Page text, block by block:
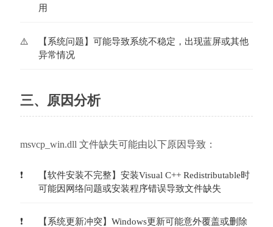
用
【系统问题】可能导致系统不稳定，出现蓝屏或其他
异常情况
三、原因分析
msvcp_win.dll 文件缺失可能由以下原因导致：
【软件安装不完整】安装Visual C++ Redistributable时
可能因网络问题或安装程序错误导致文件缺失
【系统更新冲突】Windows更新可能意外覆盖或删除